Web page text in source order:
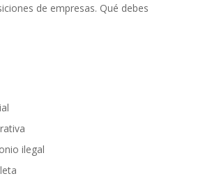
de empresas. Qué debes
ilegal